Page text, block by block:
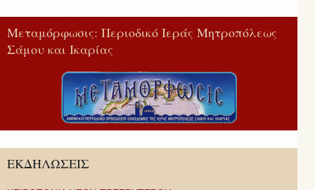
Μεταμόρφωσις: Περιοδικό Ιεράς Μητροπόλεως
Σάμου και Ικαρίας
ΕΚΔΗΛΩΣΕΙΣ